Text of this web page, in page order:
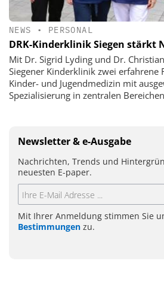
NEWS • PERSONAL
DRK-Kinderklinik Siegen stärkt
Mit Dr. Sigrid Lyding und Dr.
Siegener Kinderklinik zwei erfahrene
Kinder- und Jugendmedizin mit
Spezialisierung in zentralen
Newsletter & e-Ausgabe
Nachrichten, Trends und
neuesten E-paper.
Mit Ihrer Anmeldung stimmen Sie
Bestimmungen zu.